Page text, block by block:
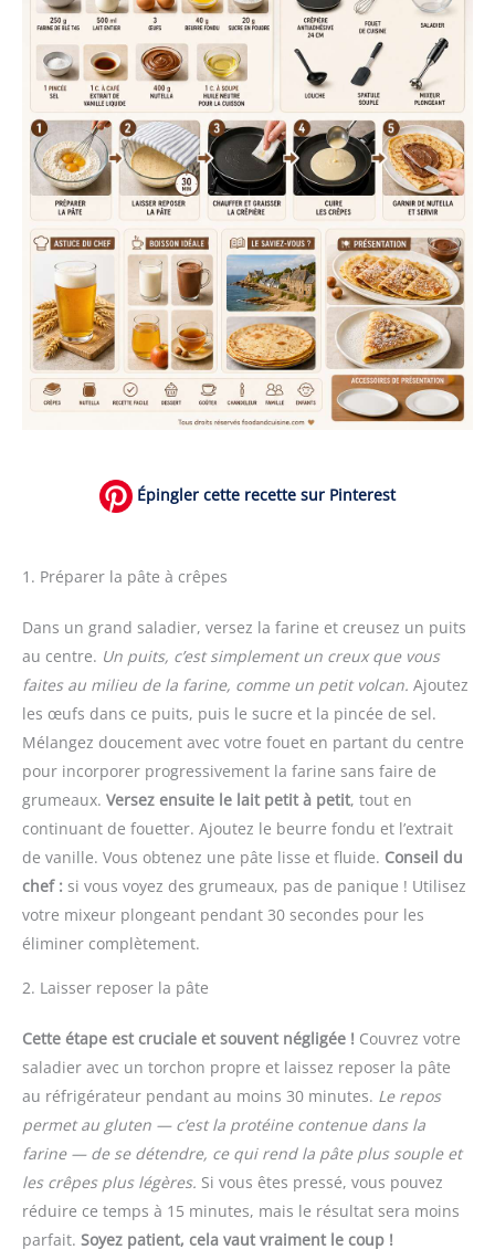
Épingler cette recette sur Pinterest
1. Préparer la pâte à crêpes
Dans un grand saladier, versez la farine et creusez un puits
au centre. Un puits, c’est simplement un creux que vous
faites au milieu de la farine, comme un petit volcan. Ajoutez
les œufs dans ce puits, puis le sucre et la pincée de sel.
Mélangez doucement avec votre fouet en partant du centre
pour incorporer progressivement la farine sans faire de
grumeaux. Versez ensuite le lait petit à petit, tout en
continuant de fouetter. Ajoutez le beurre fondu et l’extrait
de vanille. Vous obtenez une pâte lisse et fluide. Conseil du
chef : si vous voyez des grumeaux, pas de panique ! Utilisez
votre mixeur plongeant pendant 30 secondes pour les
éliminer complètement.
2. Laisser reposer la pâte
Cette étape est cruciale et souvent négligée ! Couvrez votre
saladier avec un torchon propre et laissez reposer la pâte
au réfrigérateur pendant au moins 30 minutes. Le repos
permet au gluten — c’est la protéine contenue dans la
farine — de se détendre, ce qui rend la pâte plus souple et
les crêpes plus légères. Si vous êtes pressé, vous pouvez
réduire ce temps à 15 minutes, mais le résultat sera moins
parfait. Soyez patient, cela vaut vraiment le coup !